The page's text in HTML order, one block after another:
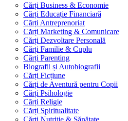
Cărți Business & Economie
Cărți Educație Financiară
Cărți Antreprenoriat
Cărți Marketing & Comunicare
Cărți Dezvoltare Personală
Cărți Familie & Cuplu
Cărți Parenting
Biografii și Autobiografii
Cărți Ficțiune
Cărți de Aventură pentru Copii
Cărți Psihologie
Cărți Religie
Cărți Spiritualitate
Cărți Nutriție & Sănătate